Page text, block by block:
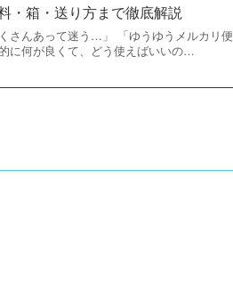
・箱・送り方まで徹底解説
さんあって迷う…」 「ゆうゆうメルカリ便
に何が良くて、どう使えばいいの…